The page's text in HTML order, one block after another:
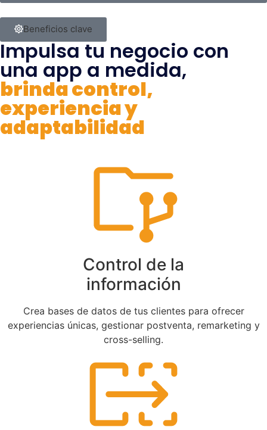
Beneficios clave
Impulsa tu negocio con
una app a medida,
brinda control,
experiencia y
adaptabilidad
Control de la
información
Crea bases de datos de tus clientes para ofrecer
experiencias únicas, gestionar postventa, remarketing y
cross-selling.